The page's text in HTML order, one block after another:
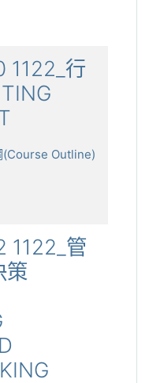
1122_行
(Course Outline)
1122_管
策